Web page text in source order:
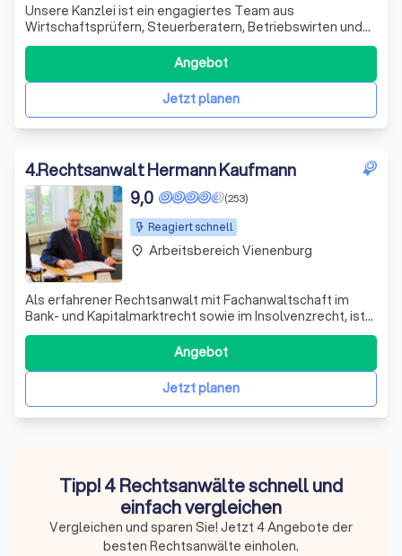
Unsere Kanzlei ist ein engagiertes Team aus
Wirtschaftsprüfern, Steuerberatern, Betriebswirten und
Fachanwälten. Seit 1995 unterstützen wir unsere
Mandanten erfolgreich in schwierigen Finanzsituationen.
Wir sehen uns nicht nur als Ansprechpartner, sondern auch
als Ratgeber und Umsetzer von Lösungen.
Jetzt planen
Angebot
4.Rechtsanwalt Hermann Kaufmann
Reagiert schnell
(253)
9,0
Als erfahrener Rechtsanwalt mit Fachanwaltschaft im
Bank- und Kapitalmarktrecht sowie im Insolvenzrecht, ist
es meine Leidenschaft, Menschen in wirtschaftlich
schwierigen Situationen zu unterstützen. Mit meiner
langjährigen Erfahrung im Umgang mit wirtschaftlichen
Vorgängen, die ich durch meine 12-j
Jetzt planen
Angebot
place Arbeitsbereich Vienenburg
Tipp! 4 Rechtsanwälte schnell und
einfach vergleichen
Vergleichen und sparen Sie! Jetzt 4 Angebote der
besten Rechtsanwälte einholen.